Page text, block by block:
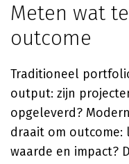
Meten wat
outcome
Traditioneel
output: zijn
opgeleverd?
draait om outcome:
waarde en impact?